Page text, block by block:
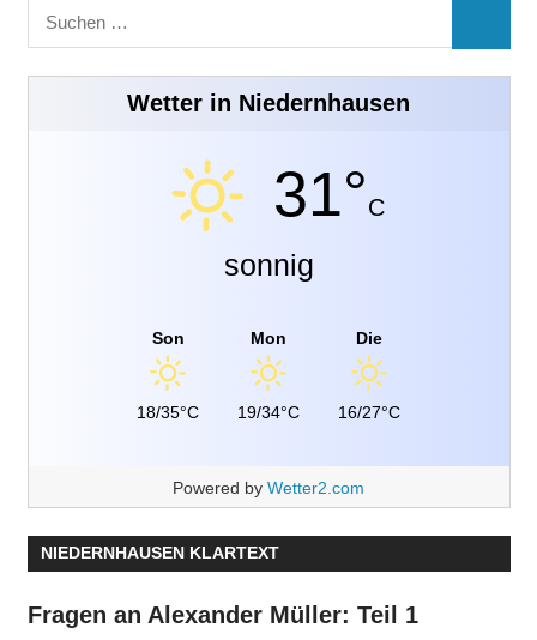
Suchen
nach:
Wetter in Niedernhausen
31°C
sonnig
Son
18/35°C
Mon
19/34°C
Die
16/27°C
Powered by Wetter2.com
NIEDERNHAUSEN KLARTEXT
Fragen an Alexander Müller: Teil 1